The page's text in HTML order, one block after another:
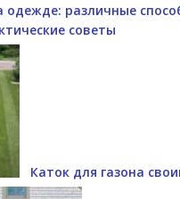
одежде: различные
советы
Каток для газона